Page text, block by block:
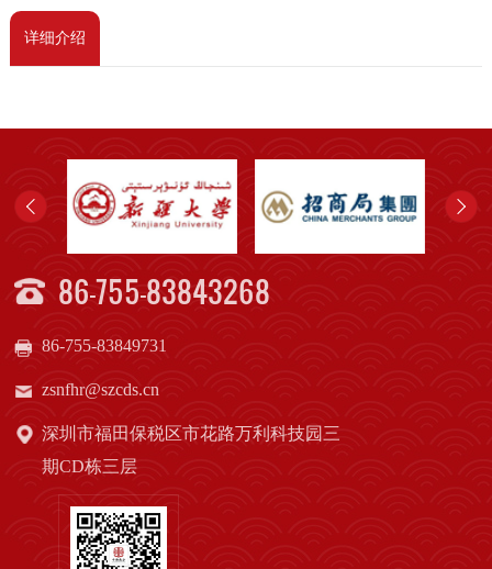
详细介绍
86-755-83843268
86-755-83849731
zsnfhr@szcds.cn
深圳市福田保税区市花路万利科技园三
期CD栋三层